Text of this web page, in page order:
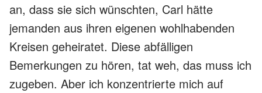
an, dass sie sich wünschten, Carl hätte
jemanden aus ihren eigenen wohlhabenden
Kreisen geheiratet. Diese abfälligen
Bemerkungen zu hören, tat weh, das muss ich
zugeben. Aber ich konzentrierte mich auf